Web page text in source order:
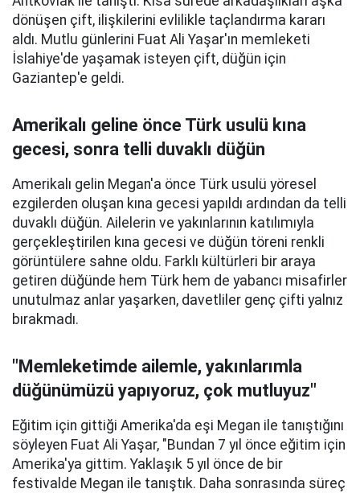
dönüşen çift, ilişkilerini evlilikle taçlandırma kararı
aldı. Mutlu günlerini Fuat Ali Yaşar'ın memleketi
İslahiye'de yaşamak isteyen çift, düğün için
Gaziantep'e geldi.
Amerikalı geline önce Türk usulü kına
gecesi, sonra telli duvaklı düğün
Amerikalı gelin Megan'a önce Türk usulü yöresel
ezgilerden oluşan kına gecesi yapıldı ardından da telli
duvaklı düğün. Ailelerin ve yakınlarının katılımıyla
gerçekleştirilen kına gecesi ve düğün töreni renkli
görüntülere sahne oldu. Farklı kültürleri bir araya
getiren düğünde hem Türk hem de yabancı misafirler
unutulmaz anlar yaşarken, davetliler genç çifti yalnız
bırakmadı.
"Memleketimde ailemle, yakınlarımla
düğünümüzü yapıyoruz, çok mutluyuz"
Eğitim için gittiği Amerika'da eşi Megan ile tanıştığını
söyleyen Fuat Ali Yaşar, "Bundan 7 yıl önce eğitim için
Amerika'ya gittim. Yaklaşık 5 yıl önce de bir
festivalde Megan ile tanıştık. Daha sonrasında süreç